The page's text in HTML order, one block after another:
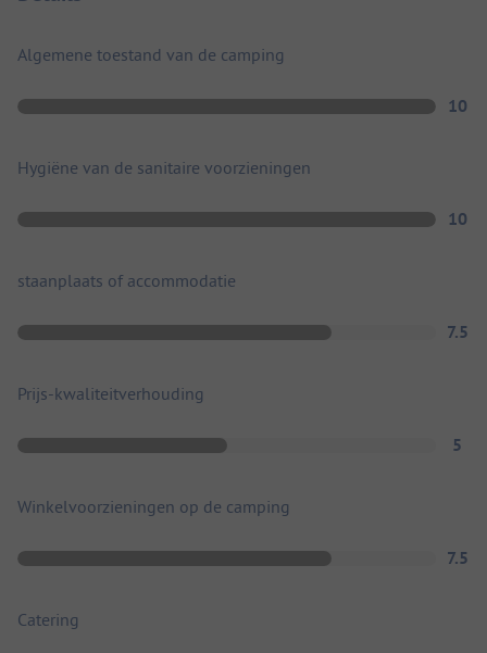
Algemene toestand van de camping
10
Hygiëne van de sanitaire voorzieningen
10
staanplaats of accommodatie
7.5
Prijs-kwaliteitverhouding
5
Winkelvoorzieningen op de camping
7.5
Catering